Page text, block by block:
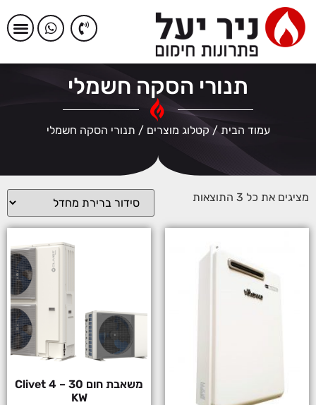
תנורי הסקה חשמלי
עמוד הבית /קטלוג מוצרים / תנורי הסקה חשמלי
מציגים את כל ⁦3⁩ התוצאות
משאבת חום Clivet 4 – 30
KW